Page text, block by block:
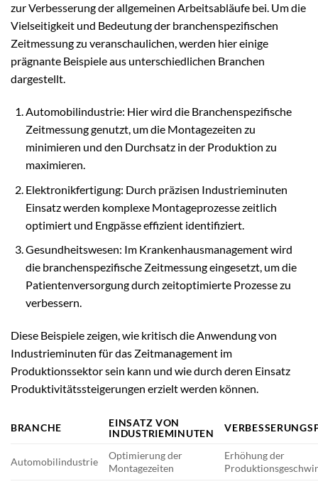
zur Verbesserung der allgemeinen Arbeitsabläufe bei. Um die
Vielseitigkeit und Bedeutung der branchenspezifischen
Zeitmessung zu veranschaulichen, werden hier einige
prägnante Beispiele aus unterschiedlichen Branchen
dargestellt.
Automobilindustrie: Hier wird die Branchenspezifische
Zeitmessung genutzt, um die Montagezeiten zu
minimieren und den Durchsatz in der Produktion zu
maximieren.
Elektronikfertigung: Durch präzisen Industrieminuten
Einsatz werden komplexe Montageprozesse zeitlich
optimiert und Engpässe effizient identifiziert.
Gesundheitswesen: Im Krankenhausmanagement wird
die branchenspezifische Zeitmessung eingesetzt, um die
Patientenversorgung durch zeitoptimierte Prozesse zu
verbessern.
Diese Beispiele zeigen, wie kritisch die Anwendung von
Industrieminuten für das Zeitmanagement im
Produktionssektor sein kann und wie durch deren Einsatz
Produktivitätssteigerungen erzielt werden können.
BRANCHE
EINSATZ VON
INDUSTRIEMINUTEN
Automobilindustrie
Optimierung der
Montagezeiten
Erhöhung der